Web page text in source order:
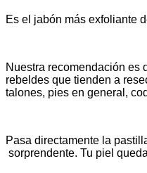
Es el jabón más exfoliante
Nuestra recomendación es
rebeldes que tienden a
talones, pies en general,
Pasa directamente la
sorprendente. Tu piel